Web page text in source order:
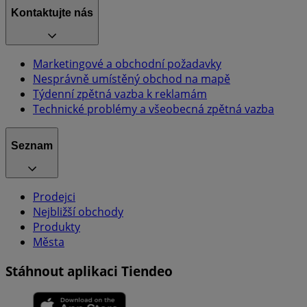
Kontaktujte nás
Marketingové a obchodní požadavky
Nesprávně umístěný obchod na mapě
Týdenní zpětná vazba k reklamám
Technické problémy a všeobecná zpětná vazba
Seznam
Prodejci
Nejbližší obchody
Produkty
Města
Stáhnout aplikaci Tiendeo